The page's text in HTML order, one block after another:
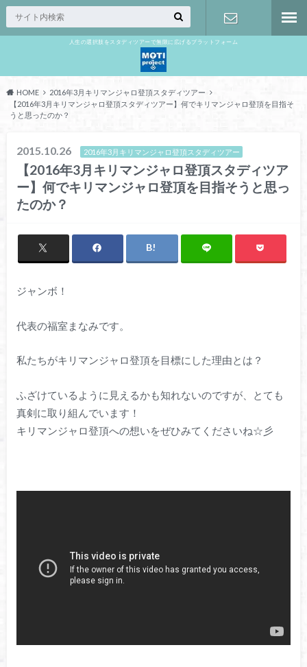
人生の選択肢をスタディツアーで無限に広げるプラットフォーム
HOME
2016年3月キリマンジャロ登頂スタディツアー
【2016年3月キリマンジャロ登頂スタディツアー】何でキリマンジャロ登頂を目指そ
うと思ったのか？
2015.10.26 2016年3月キリマンジャロ登頂スタディツアー
【2016年3月キリマンジャロ登頂スタディツア
ー】何でキリマンジャロ登頂を目指そうと思っ
たのか？
ジャンボ！
代表の福室まなみです。
私たちがキリマンジャロ登頂を目標にした理由とは？
ふざけているように見えるかも知れないのですが、とても
真剣に取り組んでいます！
キリマンジャロ登頂への想いをぜひみてくださいね☆彡